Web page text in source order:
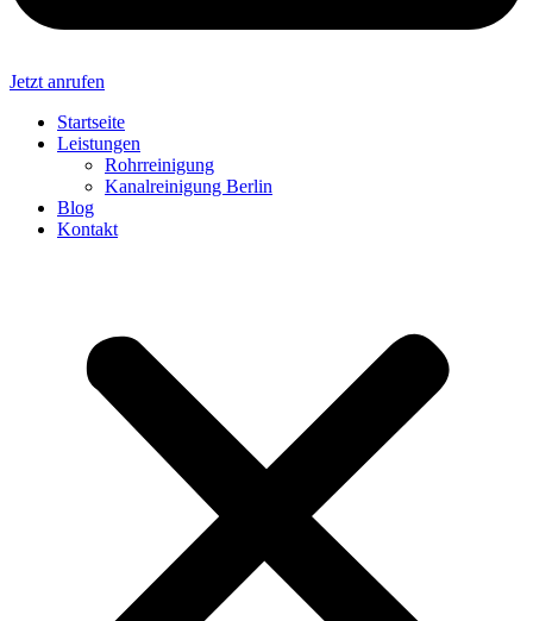
Jetzt anrufen
Startseite
Leistungen
Rohrreinigung
Kanalreinigung Berlin
Blog
Kontakt